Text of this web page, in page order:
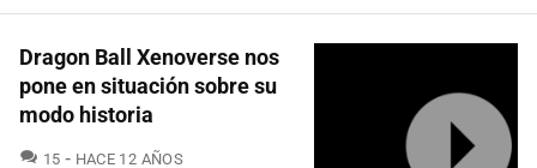
Dragon Ball Xenoverse nos
pone en situación sobre su
modo historia
15 COMENTARIOS
HACE 12 AÑOS